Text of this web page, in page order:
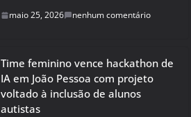
maio 25, 2026 nenhum comentário
Time feminino vence hackathon de
IA em João Pessoa com projeto
voltado à inclusão de alunos
autistas